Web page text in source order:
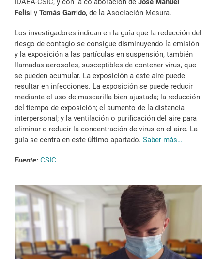
IDAEA-CSIC, y con la colaboración de José Manuel
Felisi y Tomás Garrido, de la Asociación Mesura.
Los investigadores indican en la guía que la reducción del
riesgo de contagio se consigue disminuyendo la emisión
y la exposición a las partículas en suspensión, también
llamadas aerosoles, susceptibles de contener virus, que
se pueden acumular. La exposición a este aire puede
resultar en infecciones. La exposición se puede reducir
mediante el uso de mascarilla bien ajustada; la reducción
del tiempo de exposición; el aumento de la distancia
interpersonal; y la ventilación o purificación del aire para
eliminar o reducir la concentración de virus en el aire. La
guía se centra en este último apartado. Saber más…
Fuente: CSIC